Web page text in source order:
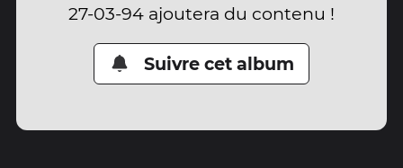
27-03-94 ajoutera du contenu !
Suivre cet album